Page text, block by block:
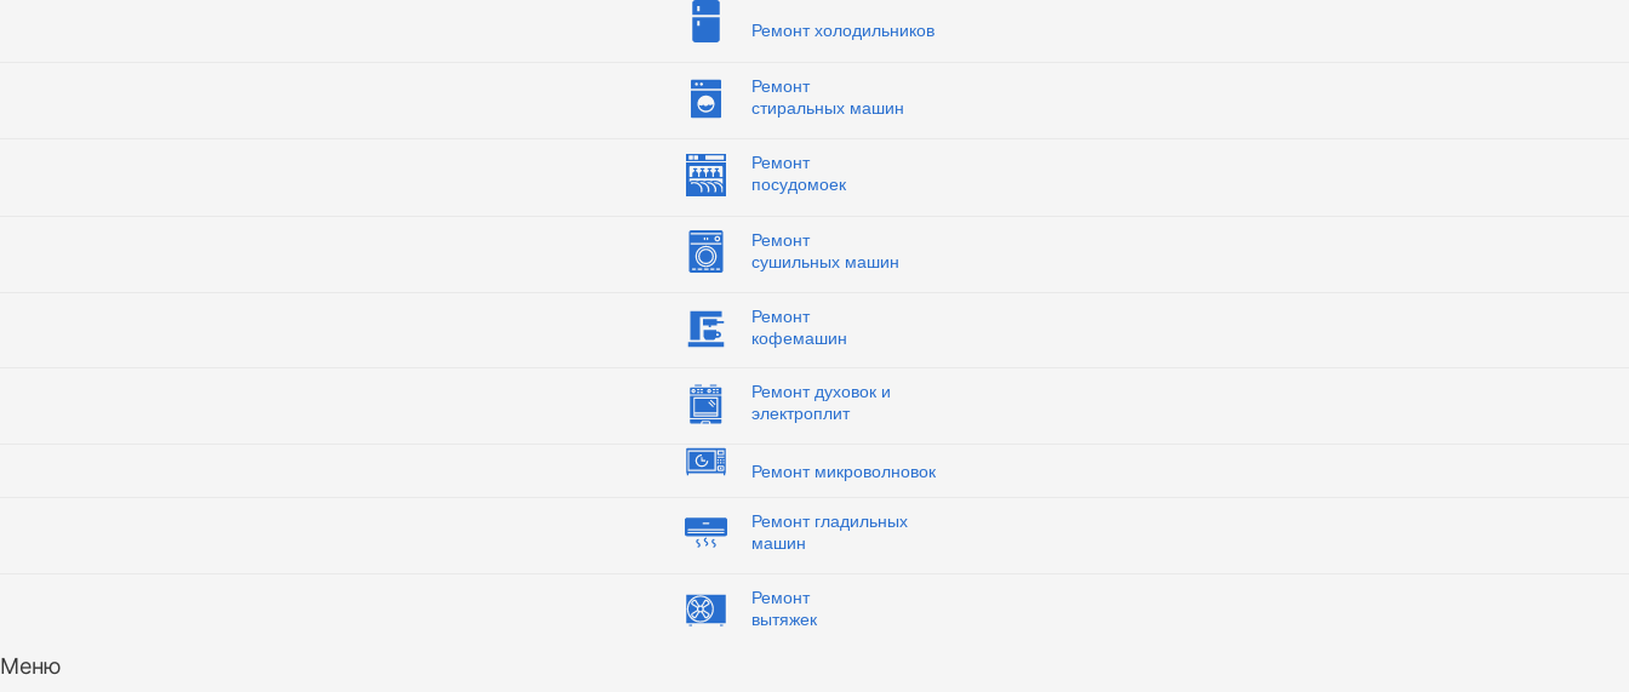
Ремонт холодильников
Ремонт
стиральных машин
Ремонт
посудомоек
Ремонт
сушильных машин
Ремонт
кофемашин
Ремонт духовок и
электроплит
Ремонт микроволновок
Ремонт гладильных
машин
Ремонт
вытяжек
Меню